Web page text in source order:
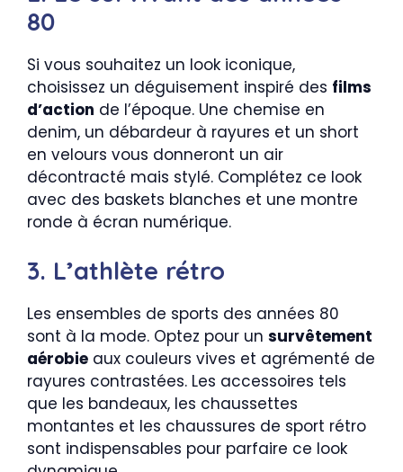
80
Si vous souhaitez un look iconique,
choisissez un déguisement inspiré des films
d’action de l’époque. Une chemise en
denim, un débardeur à rayures et un short
en velours vous donneront un air
décontracté mais stylé. Complétez ce look
avec des baskets blanches et une montre
ronde à écran numérique.
3. L’athlète rétro
Les ensembles de sports des années 80
sont à la mode. Optez pour un survêtement
aérobie aux couleurs vives et agrémenté de
rayures contrastées. Les accessoires tels
que les bandeaux, les chaussettes
montantes et les chaussures de sport rétro
sont indispensables pour parfaire ce look